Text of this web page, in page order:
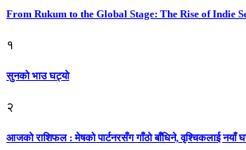
From Rukum to the Global Stage: The Rise of Indie
१
सुनको भाउ घट्याे
२
आजको राशिफल : मेषको पार्टनरसँग गाँठो बाँधिने, वृश्चिकलाई नयाँ